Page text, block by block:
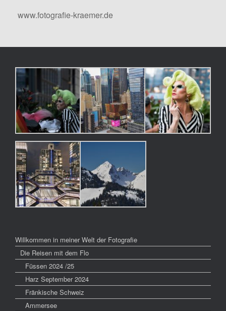
www.fotografie-kraemer.de
Willkommen in meiner Welt der Fotografie
Die Reisen mit dem Flo
Füssen 2024 /25
Harz September 2024
Fränkische Schweiz
Ammersee